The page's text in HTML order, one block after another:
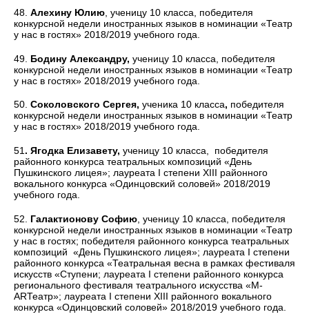
48. Алехину Юлию , ученицу 10 класса, победителя
конкурсной недели иностранных языков в номинации «Театр
у нас в гостях» 2018/2019 учебного года.
49. Бодину Александру, ученицу 10 класса, победителя
конкурсной недели иностранных языков в номинации «Театр
у нас в гостях» 2018/2019 учебного года.
50. Соколовского Сергея, ученика 10 класса, победителя
конкурсной недели иностранных языков в номинации «Театр
у нас в гостях» 2018/2019 учебного года.
51 . Ягодка Елизавету, ученицу 10 класса,
победителя
районного конкурса театральных композиций «День
Пушкинского лицея»; лауреата I степени XIII районного
вокального конкурса «Одинцовский соловей» 2018/2019
учебного года.
52. Галактионову Софию , ученицу 10 класса, победителя
конкурсной недели иностранных языков в номинации «Театр
у нас в гостях; победителя районного конкурса театральных
композиций «День Пушкинского лицея»; лауреата I степени
районного конкурса «Театральная весна в рамках фестиваля
искусств «Ступени; лауреата I степени районного конкурса
регионального фестиваля театрального искусства «М-
АRТеатр»; лауреата I степени XIII районного вокального
конкурса «Одинцовский соловей» 2018/2019 учебного года.